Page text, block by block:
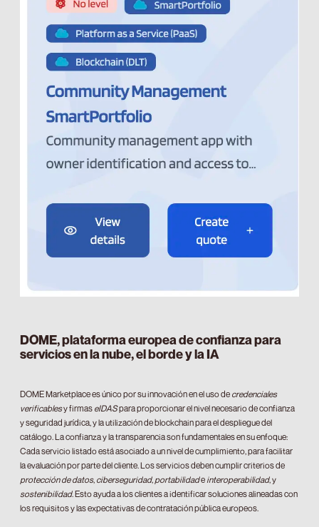
DOME, plataforma europea de confianza para
servicios en la nube, el borde y la IA
DOME Marketplace es único por su innovación en el uso de credenciales
verificablesy firmas eIDASpara proporcionar el nivel necesario de confianza
y seguridad jurídica, y la utilización de blockchain para el despliegue del
catálogo. La confianza y la transparencia son fundamentales en su enfoque:
Cada servicio listado está asociado a un nivel de cumplimiento, para facilitar
la evaluación por parte del cliente. Los servicios deben cumplir criterios de
protección de datos, ciberseguridad, portabilidade interoperabilidad, y
sostenibilidad. Esto ayuda a los clientes a identificar soluciones alineadas con
los requisitos y las expectativas de contratación pública europeos.